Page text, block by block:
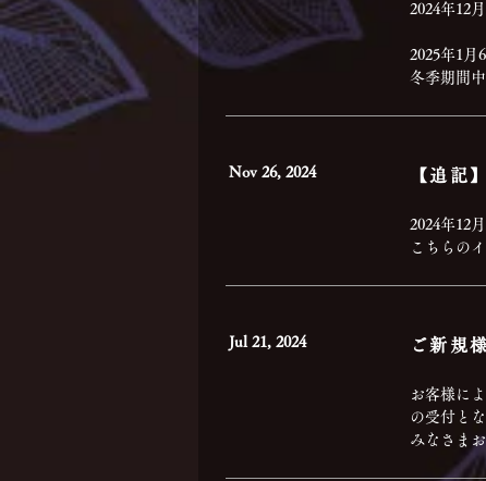
2024年12
2025年1月
冬季期間
Nov 26, 2024
2024年12
こちらの
Jul 21, 2024 ご新規
お客様に
の受付と
みなさま